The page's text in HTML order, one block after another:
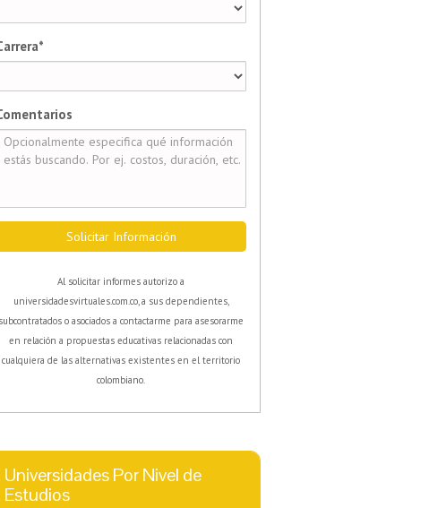
Solicitar Información
Al solicitar informes autorizo a
universidadesvirtuales.com.co, a sus dependientes,
subcontratados o asociados a contactarme para asesorarme
en relación a propuestas educativas relacionadas con
cualquiera de las alternativas existentes en el territorio
colombiano.
Universidades Por Nivel de
Estudios